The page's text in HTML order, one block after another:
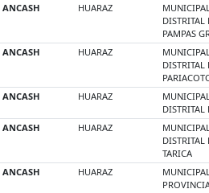
ANCASH HUARAZ
DISTRITAL
PAMPAS
ANCASH HUARAZ
DISTRITAL
ANCASH HUARAZ
DISTRITAL
ANCASH HUARAZ
DISTRITAL
TARICA
ANCASH HUARAZ